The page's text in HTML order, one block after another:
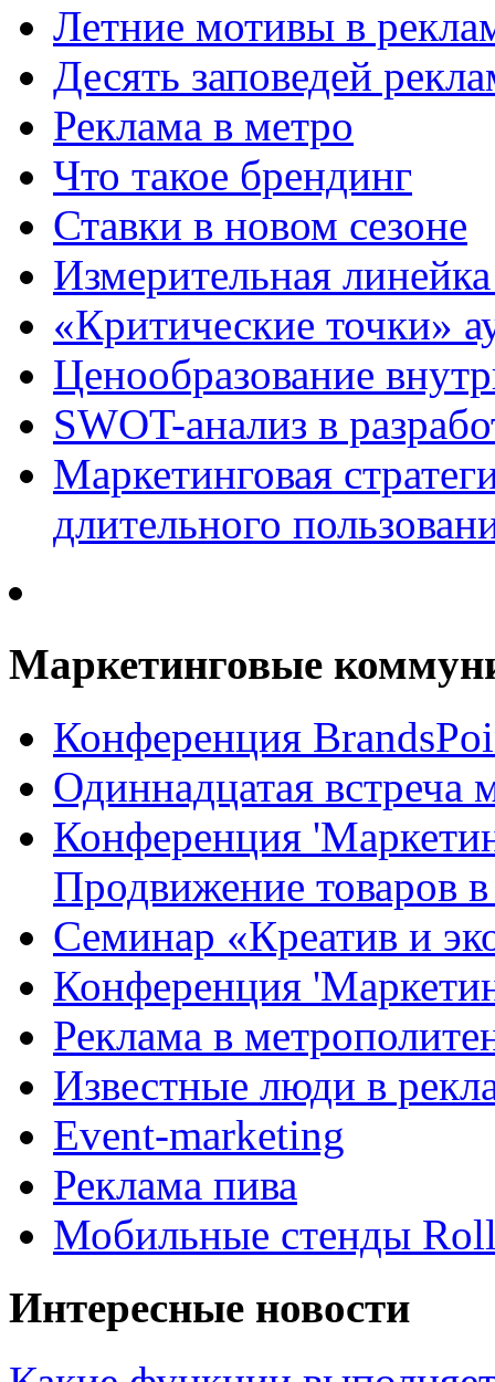
Летние мотивы в
Десять заповедей
Реклама в метро
Что такое брендинг
Ставки в новом сезоне
Измерительная
«Критические точки»
Ценообразование
SWOT-анализ в
Маркетинговая
длительного
Маркетинговые
Конференция
Одиннадцатая
Конференция
Продвижение товаров
Семинар «Креатив и
Конференция
Реклама в
Известные люди в
Event-marketing
Реклама пива
Мобильные стенды
Интересные новости